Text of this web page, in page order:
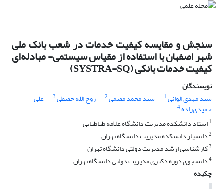
سنجش و مقایسه کیفیت خدمات در شعب بانک ملی
شهر اصفهان با استفاده از مقیاس سیستمی- مبادله‌ای
کیفیت خدمات بانکی (SYSTRA-SQ)
نویسندگان
سید مهدی الوانی1 سید محمد مقیمی2 روح الله حفیظی3 علی
حمیدی‌زاده4
1استاد دانشکده مدیریت دانشگاه علامه طباطبایی
2دانشیار دانشکده مدیریت دانشگاه تهران
3کارشناسی ارشد مدیریت دولتی دانشگاه تهران
4دانشجوی دوره دکتری مدیریت دولتی دانشگاه تهران
چکیده